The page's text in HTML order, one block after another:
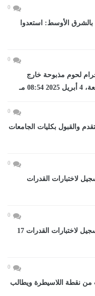
0
بالشرق الأوسط: استعدوا
0
ضبط ١٨٥ كيلو جرام لحوم مذبوحة خارج
مـ
0
طريقة التقدم والقبول بكليات الجامعات
0
رابط التسجيل لاختبارات القدرات
0
تنسيق الجامعات 2026.. إتاحة التسجيل لاختبارات القدرات 17
0
نقطة اللاسيطرة ويطالب